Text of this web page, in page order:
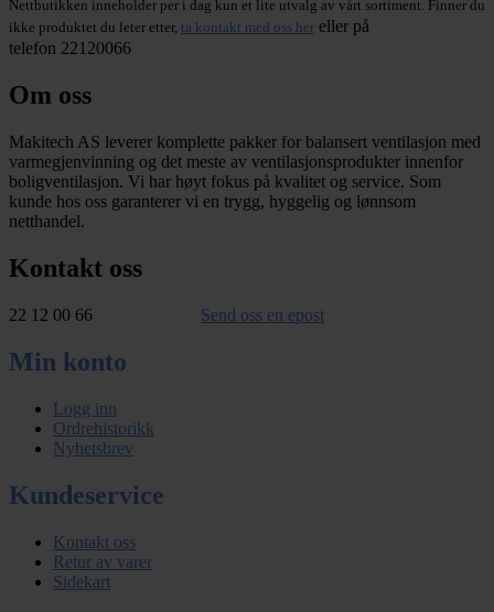
Nettbutikken inneholder per i dag kun et lite utvalg av vårt sortiment. Finner du
ikke produktet du leter etter, ta kontakt med oss her eller på
telefon 22120066
Om oss
Makitech AS leverer komplette pakker for balansert ventilasjon med
varmegjenvinning og det meste av ventilasjonsprodukter innenfor
boligventilasjon. Vi har høyt fokus på kvalitet og service. Som
kunde hos oss garanterer vi en trygg, hyggelig og lønnsom
netthandel.
Kontakt oss
22 12 00 66 Send oss en epost
Min konto
Logg inn
Ordrehistorikk
Nyhetsbrev
Kundeservice
Kontakt oss
Retur av varer
Sidekart